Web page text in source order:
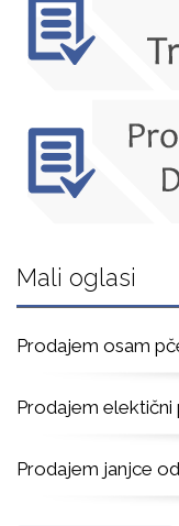
Mali oglasi
Prodajem osam
Prodajem elektični
Prodajem janjce